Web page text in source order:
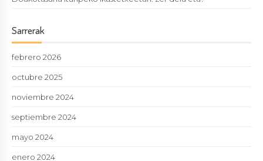
Sarrerak
febrero 2026
octubre 2025
noviembre 2024
septiembre 2024
mayo 2024
enero 2024